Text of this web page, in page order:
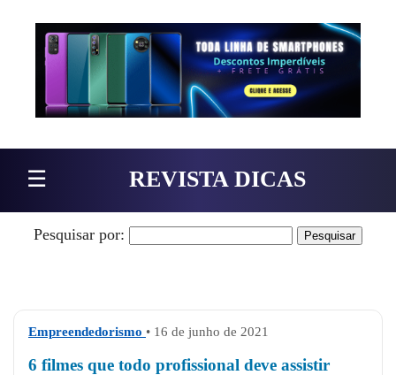
Pular para o conteúdo
☰ REVISTA DICAS
Pesquisar por:
Empreendedorismo • 16 de junho de 2021
6 filmes que todo profissional deve assistir